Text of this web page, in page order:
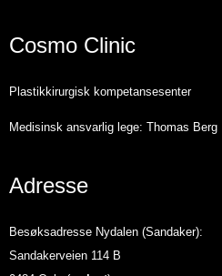
Cosmo Clinic
Plastikkirurgisk kompetansesenter
Medisinsk ansvarlig lege: Thomas Berg
Adresse
Besøksadresse Nydalen (Sandaker):
Sandakerveien 114 B